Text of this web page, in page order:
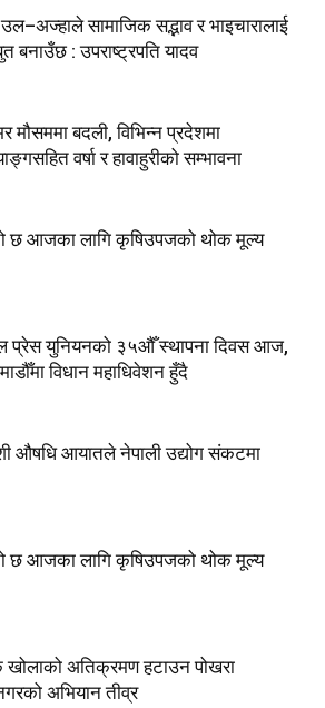
सामाजिक सद्भाव र भाइचारालाई
बनाउँछ : उपराष्ट्रपति यादव
मौसममा बदली, विभिन्न प्रदेशमा
वर्षा र हावाहुरीको सम्भावना
छ आजका लागि कृषिउपजको थोक मूल्य
प्रेस युनियनको ३५औँ स्थापना दिवस आज,
विधान महाधिवेशन हुँदै
औषधि आयातले नेपाली उद्योग संकटमा
छ आजका लागि कृषिउपजको थोक मूल्य
खोलाको अतिक्रमण हटाउन पोखरा
अभियान तीव्र